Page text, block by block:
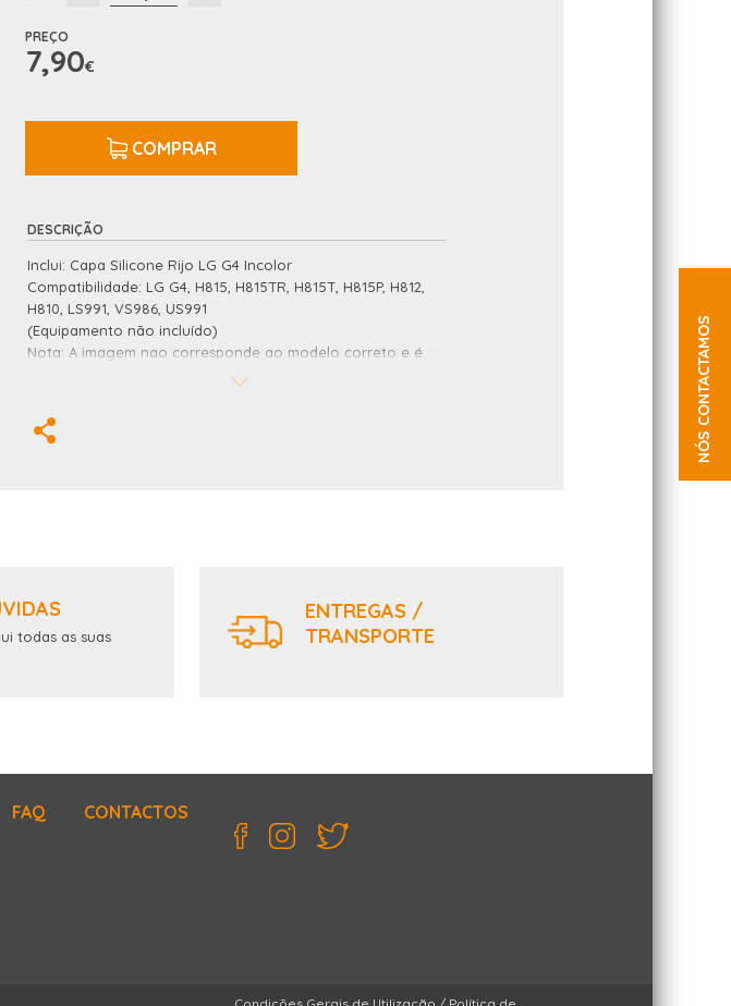
NÓS CONTACTAMOS
PREÇO
7,90€
COMPRAR
DESCRIÇÃO
Inclui: Capa Silicone Rijo LG G4 Incolor
Compatibilidade: LG G4, H815, H815TR, H815T, H815P, H812,
H810, LS991, VS986, US991
(Equipamento não incluído)
Nota: A imagem nao corresponde ao modelo correto e é
todas as suas
ENTREGAS /
TRANSPORTE
FAQ CONTACTOS